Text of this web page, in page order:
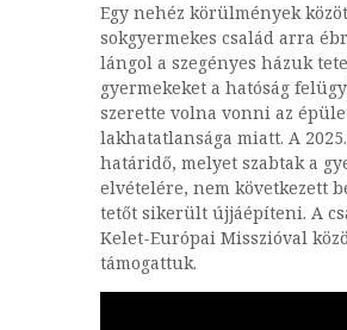
Egy nehéz körülmények
sokgyermekes család arra
lángol a szegényes házuk
gyermekeket a hatóság
szerette volna vonni az
lakhatatlansága miatt. A
határidő, melyet szabtak a
elvételére, nem következett
tetőt sikerült újjáépíteni. A
Kelet-Európai Misszióval
támogattuk.